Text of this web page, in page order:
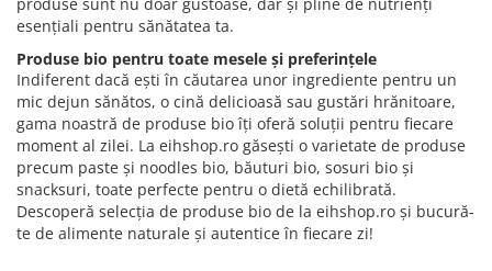
Condimente turcesti
Ghimbir murat la borcan
Alge Nori
Supa miso
esențiali pentru sănătatea ta.
Produse bio pentru toate mesele și preferințele
Indiferent dacă ești în căutarea unor ingrediente pentru un
mic dejun sănătos, o cină delicioasă sau gustări hrănitoare,
gama noastră de produse bio îți oferă soluții pentru fiecare
moment al zilei. La eihshop.ro găsești o varietate de produse
precum paste și noodles bio, băuturi bio, sosuri bio și
snacksuri, toate perfecte pentru o dietă echilibrată.
Descoperă selecția de produse bio de la eihshop.ro și bucură-
te de alimente naturale și autentice în fiecare zi!